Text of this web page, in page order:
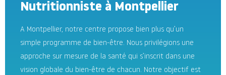
Nutritionniste à Montpellier
A Montpellier, notre centre propose bien plus qu’un
simple programme de bien-être. Nous privilégions une
approche sur mesure de la santé qui s’inscrit dans une
vision globale du bien-être de chacun. Notre objectif est